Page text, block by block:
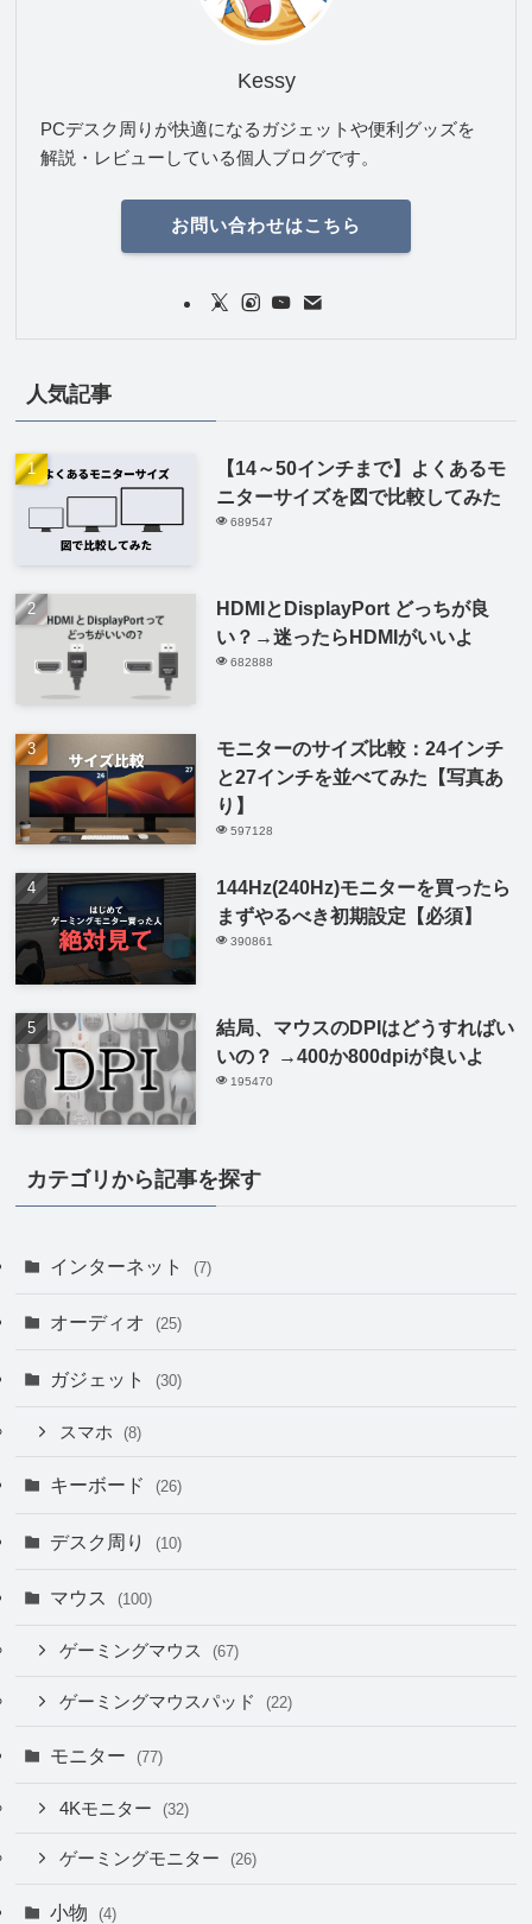
Kessy
PCデスク周りが快適になるガジェットや便利グッズを
解説・レビューしている個人ブログです。
お問い合わせはこちら
人気記事
【14～50インチまで】よくあるモ
ニターサイズを図で比較してみた
689547
HDMIとDisplayPort どっちが良
い？→迷ったらHDMIがいいよ
682888
モニターのサイズ比較：24インチ
と27インチを並べてみた【写真あ
り】
597128
144Hz(240Hz)モニターを買ったら
まずやるべき初期設定【必須】
390861
結局、マウスのDPIはどうすればい
いの？ →400か800dpiが良いよ
195470
カテゴリから記事を探す
インターネット (7)
オーディオ (25)
ガジェット (30)
スマホ (8)
キーボード (26)
デスク周り (10)
マウス (100)
ゲーミングマウス (67)
ゲーミングマウスパッド (22)
モニター (77)
4Kモニター (32)
ゲーミングモニター (26)
小物 (4)